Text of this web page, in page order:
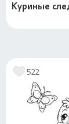
Куриные
522